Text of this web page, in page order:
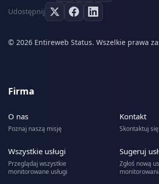
Udostępnij
© 2026 Entireweb Status. Wszelkie prawa
Firma
O nas
Poznaj naszą misję
Kontakt
Skontaktuj
Wszystkie usługi
Przeglądaj wszystkie
monitorowane usługi
Sugeruj
Zgłoś nową